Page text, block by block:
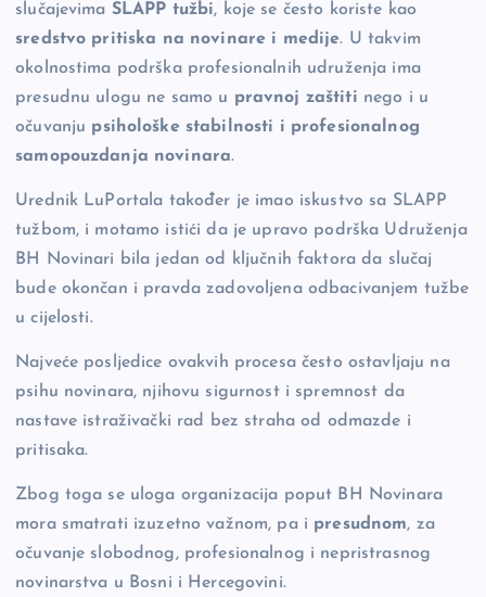
slučajevima SLAPP tužbi, koje se često koriste kao
sredstvo pritiska na novinare i medije. U takvim
okolnostima podrška profesionalnih udruženja ima
presudnu ulogu ne samo u pravnoj zaštiti nego i u
očuvanju psihološke stabilnosti i profesionalnog
samopouzdanja novinara.
Urednik LuPortala također je imao iskustvo sa SLAPP
tužbom, i motamo istići da je upravo podrška Udruženja
BH Novinari bila jedan od ključnih faktora da slučaj
bude okončan i pravda zadovoljena odbacivanjem tužbe
u cijelosti.
Najveće posljedice ovakvih procesa često ostavljaju na
psihu novinara, njihovu sigurnost i spremnost da
nastave istraživački rad bez straha od odmazde i
pritisaka.
Zbog toga se uloga organizacija poput BH Novinara
mora smatrati izuzetno važnom, pa i presudnom, za
očuvanje slobodnog, profesionalnog i nepristrasnog
novinarstva u Bosni i Hercegovini.